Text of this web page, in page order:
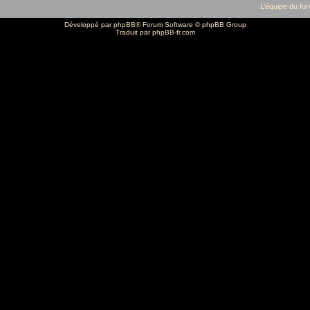
L’équipe du
Développé parphpBB® Forum Software © phpBB Group
Traduit parphpBB-fr.com